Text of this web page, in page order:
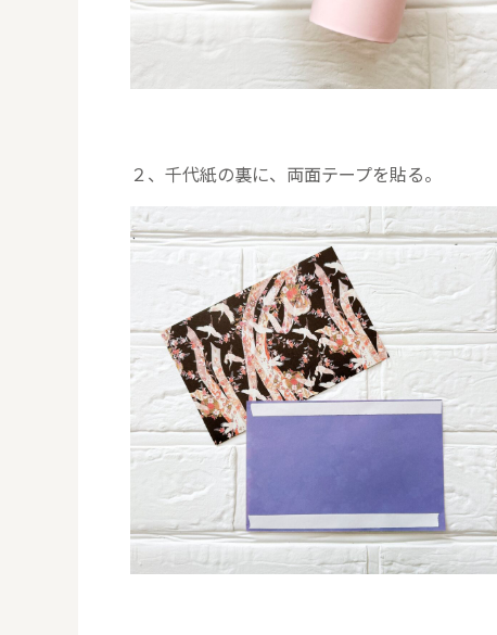
２、千代紙の裏に、両面テープを貼る。